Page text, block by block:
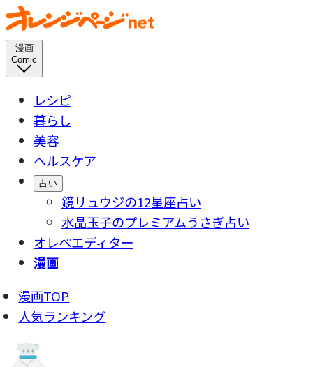
漫画
Comic
レシピ
暮らし
美容
ヘルスケア
占い
鏡リュウジの12星座占い
水晶玉子のプレミアムうさぎ占い
オレペエディター
漫画
漫画TOP
人気ランキング